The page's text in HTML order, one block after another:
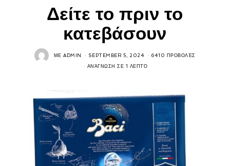
Δείτε το πριν το
κατεβάσουν
ΜΕADMIN SEPTEMBER 5, 2024 6410 ΠΡΟΒΟΛΈΣ
ΑΝΆΓΝΩΣΗ ΣΕ 1 ΛΕΠΤΌ